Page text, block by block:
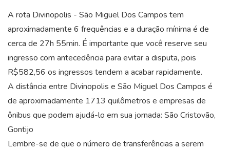
A rota Divinopolis - São Miguel Dos Campos tem
aproximadamente 6 frequências e a duração mínima é de
cerca de 27h 55min. É importante que você reserve seu
ingresso com antecedência para evitar a disputa, pois
R$582,56 os ingressos tendem a acabar rapidamente.
A distância entre Divinopolis e São Miguel Dos Campos é
de aproximadamente 1713 quilômetros e empresas de
ônibus que podem ajudá-lo em sua jornada: São Cristovão,
Gontijo
Lembre-se de que o número de transferências a serem